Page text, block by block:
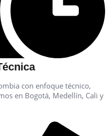
con enfoque técnico,
en Bogotá, Medellín, Cali y